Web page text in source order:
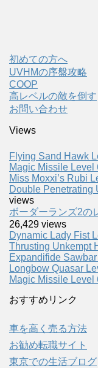
初めての方へ
UVHMの序盤攻略
COOP
高レベルの敵を倒す
お問い合わせ
Views
Flying Sand Hawk
Magic Missile Level
Miss Moxxi’s Rubi
Double Penetrating
views
ボーダーランズ2の
26,429 views
Dynamic Lady Fist
Thrusting Unkempt
Expandifide
Longbow Quasar
Magic Missile Level
おすすめリンク
車を高く売る方法
お勧め転職サイト
東京での生活ブログ